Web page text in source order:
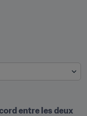
entre les deux